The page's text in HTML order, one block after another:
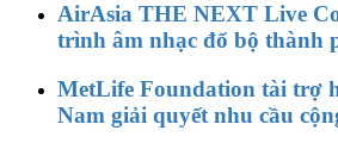
AirAsia THE NEXT Live
trình âm nhạc đổ bộ thành
MetLife Foundation tài trợ
Nam giải quyết nhu cầu